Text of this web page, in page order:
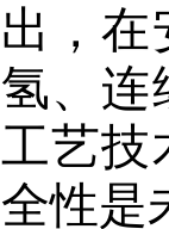
出，在
氢、连
工艺技
全性是